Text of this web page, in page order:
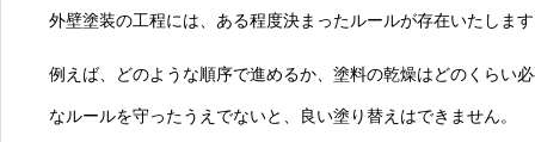
髪型自由
の選び方
2026.07.01
2026.08.01
の選び方
2026.07.01
外壁塗装の工程には、ある程度決まったルールが存在いたしま
例えば、どのような順序で進めるか、塗料の乾燥はどのくらい
なルールを守ったうえでないと、良い塗り替えはできません。